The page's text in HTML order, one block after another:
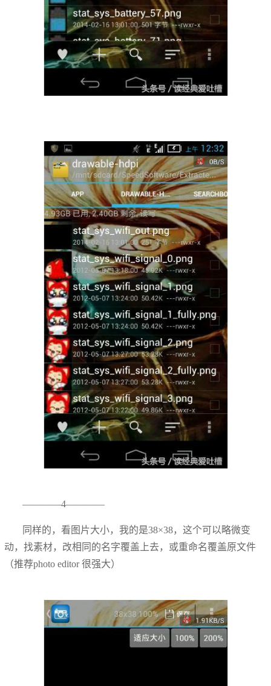
————4————
同样的，看图片大小，我的是38×38，这个可以略微变
动，找素材，改相同的名字覆盖上去，或重命名覆盖原文件
（推荐photo editor 很强大）